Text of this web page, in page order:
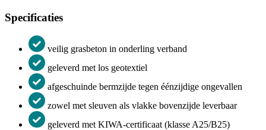
Specificaties
veilig grasbeton in onderling verband
geleverd met los geotextiel
afgeschuinde bermzijde tegen éénzijdige ongevallen
zowel met sleuven als vlakke bovenzijde leverbaar
geleverd met KIWA-certificaat (klasse A25/B25)